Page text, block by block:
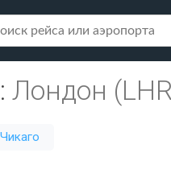
: Лондон